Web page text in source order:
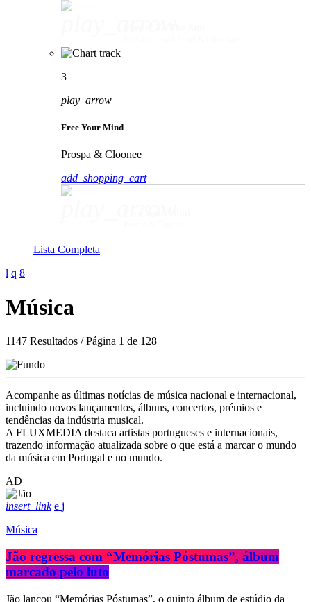
3
play_arrow
Free Your Mind
Prospa & Cloonee
add_shopping_cart
Lista Completa
Música
1147 Resultados / Página 1 de 128
Acompanhe as últimas notícias de música nacional e internacional,
incluindo novos lançamentos, álbuns, concertos, prémios e
tendências da indústria musical.
A FLUXMEDIA destaca artistas portugueses e internacionais,
trazendo informação atualizada sobre o que está a marcar o mundo
da música em Portugal e no mundo.
AD
insert_link
Música
Jão regressa com “Memórias Póstumas”, álbum
marcado pelo luto
Jão lançou “Memórias Póstumas”, o quinto álbum de estúdio da